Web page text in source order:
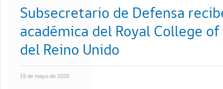
Subsecretario de Defensa
académica del Royal College
del Reino Unido
19 de mayo de 2026